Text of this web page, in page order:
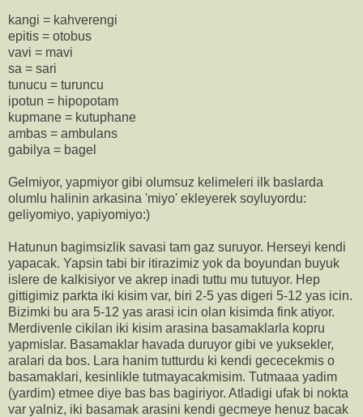
kangi = kahverengi
epitis = otobus
vavi = mavi
sa = sari
tunucu = turuncu
ipotun = hipopotam
kupmane = kutuphane
ambas = ambulans
gabilya = bagel
Gelmiyor, yapmiyor gibi olumsuz kelimeleri ilk baslarda
olumlu halinin arkasina 'miyo' ekleyerek soyluyordu:
geliyomiyo, yapiyomiyo:)
Hatunun bagimsizlik savasi tam gaz suruyor. Herseyi kendi
yapacak. Yapsin tabi bir itirazimiz yok da boyundan buyuk
islere de kalkisiyor ve akrep inadi tuttu mu tutuyor. Hep
gittigimiz parkta iki kisim var, biri 2-5 yas digeri 5-12 yas icin.
Bizimki bu ara 5-12 yas arasi icin olan kisimda fink atiyor.
Merdivenle cikilan iki kisim arasina basamaklarla kopru
yapmislar. Basamaklar havada duruyor gibi ve yuksekler,
aralari da bos. Lara hanim tutturdu ki kendi gececekmis o
basamaklari, kesinlikle tutmayacakmisim. Tutmaaa yadim
(yardim) etmee diye bas bas bagiriyor. Atladigi ufak bi nokta
var yalniz, iki basamak arasini kendi gecmeye henuz bacak